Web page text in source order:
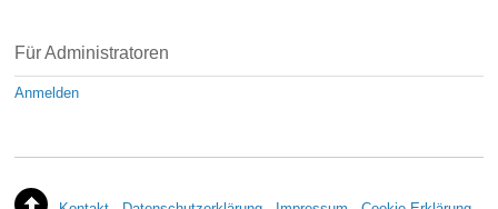
Für Administratoren
Anmelden